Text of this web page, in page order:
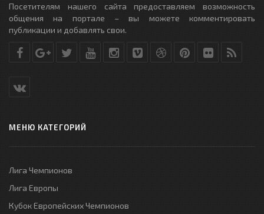
Посетителям нашего сайта предоставляем возможность
общения на портале – вы можете комментировать
публикации и добавлять свои.
МЕНЮ КАТЕГОРИЙ
Лига Чемпионов
Лига Европы
Кубок Европейских Чемпионов